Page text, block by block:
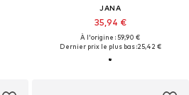
JANA
35,94 €
À l'origine : 59,90 €
Dernier prix le plus bas :25,42 €